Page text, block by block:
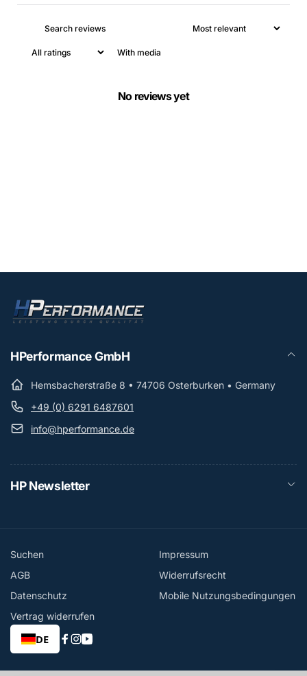
With media
No reviews yet
HPerformance GmbH
Hemsbacherstraße 8 • 74706 Osterburken • Germany
+49 (0) 6291 6487601
info@hperformance.de
HP Newsletter
Suchen
Impressum
AGB
Widerrufsrecht
Datenschutz
Mobile Nutzungsbedingungen
Vertrag widerrufen
DE
Facebook
Instagram
YouTube